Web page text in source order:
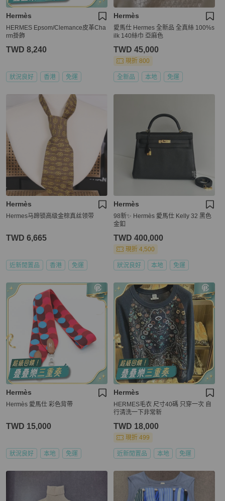
Hermès
HERMES Epsom/Clemance皮革Cha
rm掛飾
TWD 8,240
狀況良好 香港 免運
Hermès
愛馬仕 Hermes 全新品 全真絲 100%s
ilk 140絲巾 亞麻色
TWD 45,000
現折 800
全新品 本地 免運
Hermès
Hermes马蹄锁高级金棕真丝领带
TWD 6,665
近新閒置品 香港 免運
Hermès
98新✨ Hermès 愛馬仕 Kelly 32 黑色
金釦
TWD 400,000
現折 4,500
狀況良好 本地 免運
Hermès
Hermès 愛馬仕 彩色背帶
TWD 15,000
狀況良好 本地 免運
Hermès
HERMES毛衣 尺寸40碼 只穿一次 自
行清洗一下非常新
TWD 18,000
現折 499
近新閒置品 本地 免運